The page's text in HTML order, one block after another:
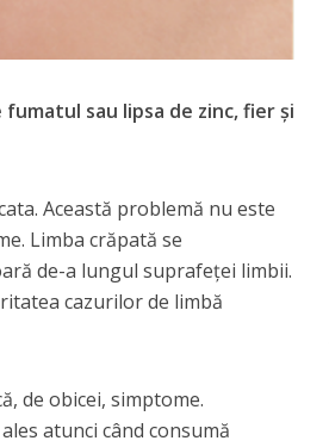
sau lipsa de zinc, fier și
Această problemă nu este
Limba crăpată se
de-a lungul suprafeței limbii.
cazurilor de limbă
de obicei, simptome.
atunci când consumă